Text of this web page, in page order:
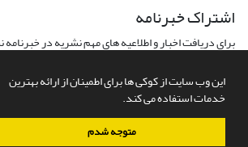
این وب سایت از کوکی ها برای اطمینان از ارائه بهترین
خدمات استفاده می کند.
متوجه شدم
اشتراک خبرنامه
برای دریافت اخبار و اطلاعیه های مهم نشریه در